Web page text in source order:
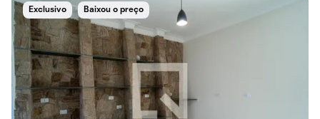
Exclusivo Baixou o preço